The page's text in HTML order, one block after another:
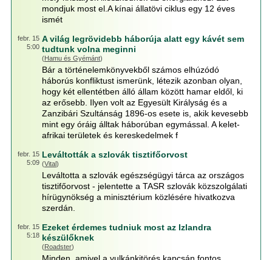
mondjuk most el.A kínai állatövi ciklus egy 12 éves
ismét
febr. 15
5:00
A világ legrövidebb háborúja alatt egy kávét sem
tudtunk volna meginni
(Hamu és Gyémánt)
Bár a történelemkönyvekből számos elhúzódó
háborús konfliktust ismerünk, létezik azonban olyan,
hogy két ellentétben álló állam között hamar eldől, ki
az erősebb. Ilyen volt az Egyesült Királyság és a
Zanzibári Szultánság 1896-os esete is, akik kevesebb
mint egy óráig álltak háborúban egymással. A kelet-
afrikai területek és kereskedelmek f
febr. 15
5:09
Leváltották a szlovák tisztifőorvost
(Vital)
Leváltotta a szlovák egészségügyi tárca az országos
tisztifőorvost - jelentette a TASR szlovák közszolgálati
hírügynökség a minisztérium közlésére hivatkozva
szerdán.
febr. 15
5:18
Ezeket érdemes tudniuk most az Izlandra
készülőknek
(Roadster)